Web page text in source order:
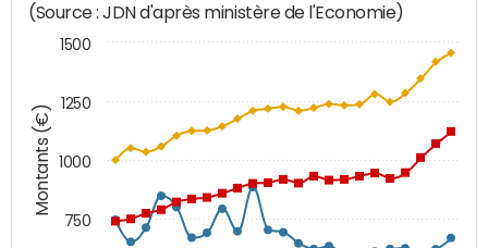
Montants (€)
(Source : JDN d'après ministère de l'Economie)
750
1000
1250
1500